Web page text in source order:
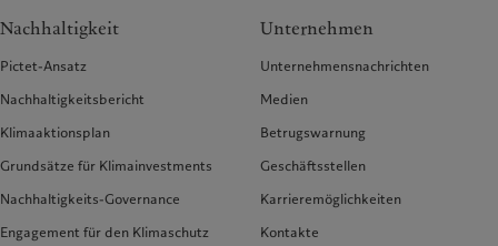
Nachhaltigkeit
Pictet-Ansatz
Nachhaltigkeitsbericht
Klimaaktionsplan
Grundsätze für Klimainvestments
Nachhaltigkeits-Governance
Engagement für den Klimaschutz
Unternehmen
Unternehmensnachrichten
Medien
Betrugswarnung
Geschäftsstellen
Karrieremöglichkeiten
Kontakte